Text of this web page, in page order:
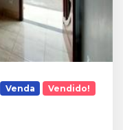
Venda Vendido!